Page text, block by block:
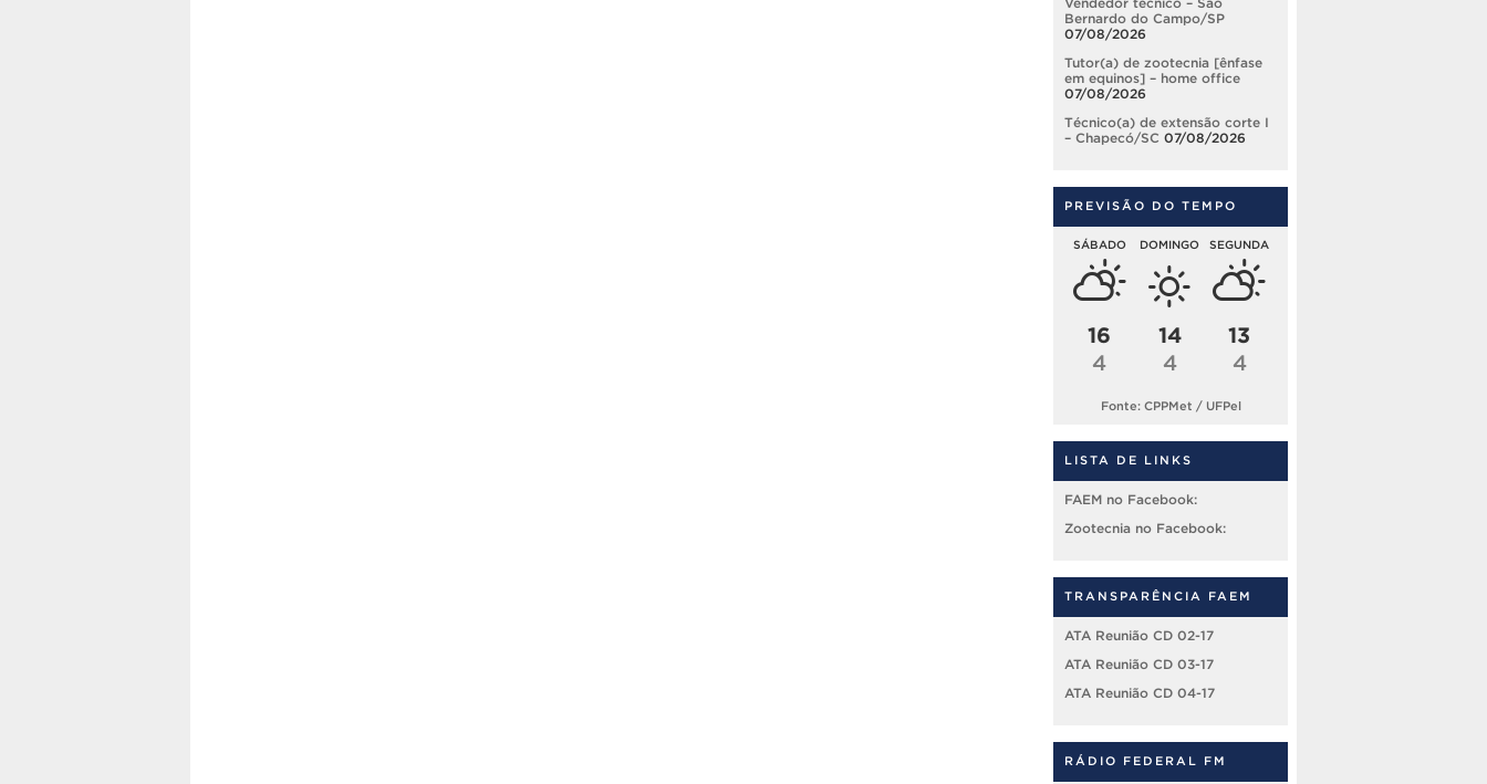
Vendedor técnico – São
Bernardo do Campo/SP
07/08/2026
Tutor(a) de zootecnia [ênfase
em equinos] – home office
07/08/2026
Técnico(a) de extensão corte I
– Chapecó/SC 07/08/2026
PREVISÃO DO TEMPO
SÁBADO
16
4
DOMINGO
14
4
SEGUNDA
13
4
Fonte: CPPMet / UFPel
LISTA DE LINKS
FAEM no Facebook:
Zootecnia no Facebook:
TRANSPARÊNCIA FAEM
ATA Reunião CD 02-17
ATA Reunião CD 03-17
ATA Reunião CD 04-17
RÁDIO FEDERAL FM